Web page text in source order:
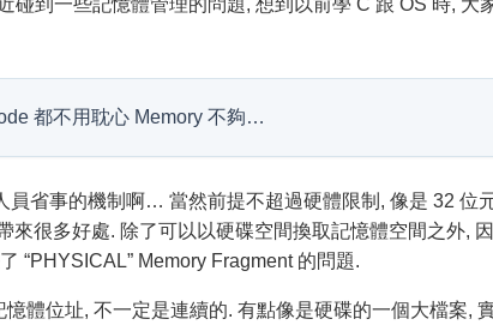
都不用耽心 Memory 不夠…
員省事的機制啊… 當然前提不超過硬體限制, 像是 32 位
來很多好處. 除了可以以硬碟空間換取記憶體空間之外, 因
“PHYSICAL” Memory Fragment 的問題.
體位址, 不一定是連續的. 有點像是硬碟的一個大檔案,